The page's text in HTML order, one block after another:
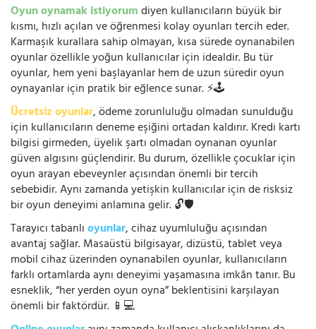
Oyun oynamak istiyorumdiyen kullanıcıların büyük bir
kısmı, hızlı açılan ve öğrenmesi kolay oyunları tercih eder.
Karmaşık kurallara sahip olmayan, kısa sürede oynanabilen
oyunlar özellikle yoğun kullanıcılar için idealdir. Bu tür
oyunlar, hem yeni başlayanlar hem de uzun süredir oyun
oynayanlar için pratik bir eğlence sunar. ⚡🕹️
Ücretsiz oyunlar, ödeme zorunluluğu olmadan sunulduğu
için kullanıcıların deneme eşiğini ortadan kaldırır. Kredi kartı
bilgisi girmeden, üyelik şartı olmadan oynanan oyunlar
güven algısını güçlendirir. Bu durum, özellikle çocuklar için
oyun arayan ebeveynler açısından önemli bir tercih
sebebidir. Aynı zamanda yetişkin kullanıcılar için de risksiz
bir oyun deneyimi anlamına gelir. 🔓🛡️
Tarayıcı tabanlıoyunlar, cihaz uyumluluğu açısından
avantaj sağlar. Masaüstü bilgisayar, dizüstü, tablet veya
mobil cihaz üzerinden oynanabilen oyunlar, kullanıcıların
farklı ortamlarda aynı deneyimi yaşamasına imkân tanır. Bu
esneklik, “her yerden oyun oyna” beklentisini karşılayan
önemli bir faktördür. 📱💻